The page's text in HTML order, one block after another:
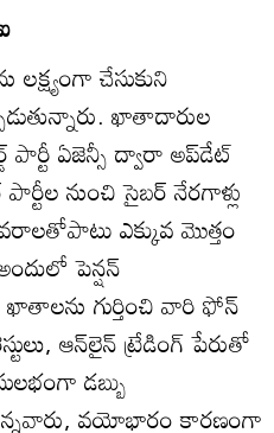
చేసుకుని
ఖాతాదారుల
పార్టీ ఏజెన్సీ ద్వారా అప్‌డేట్‌
నుంచి సైబర్‌ నేరగాళ్లు
ఎక్కువ మొత్తం
పెన్షన్‌
గుర్తించి వారి ఫోన్‌
ఆన్‌లైన్‌ ట్రేడింగ్‌ పేరుతో
డబ్బు
వయోభారం కారణంగా